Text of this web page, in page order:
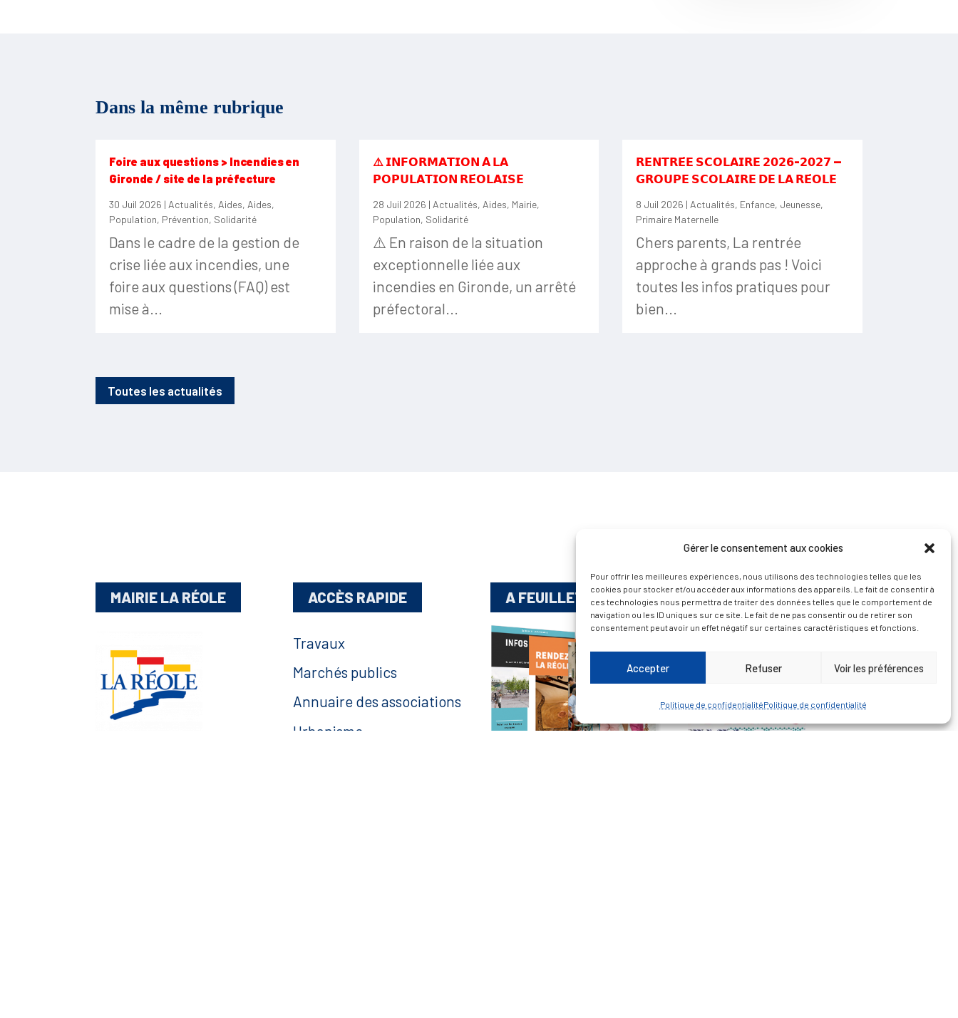
Gérer le consentement aux cookies
Pour offrir les meilleures expériences, nous utilisons des technologies telles que les
cookies pour stocker et/ou accéder aux informations des appareils. Le fait de consentir à
ces technologies nous permettra de traiter des données telles que le comportement de
navigation ou les ID uniques sur ce site. Le fait de ne pas consentir ou de retirer son
consentement peut avoir un effet négatif sur certaines caractéristiques et fonctions.
Accepter Refuser Voir les préférences
Politique de confidentialitéPolitique de confidentialité
Dans la même rubrique
Foire aux questions > Incendies en
Gironde / site de la préfecture
30 Juil 2026 |Actualités,Aides,Aides,
Population, Prévention, Solidarité
Dans le cadre de la gestion de
crise liée aux incendies, une
foire aux questions (FAQ) est
mise à...
⚠️ 𝗜𝗡𝗙𝗢𝗥𝗠𝗔𝗧𝗜𝗢𝗡 𝗔̀ 𝗟𝗔
𝗣𝗢𝗣𝗨𝗟𝗔𝗧𝗜𝗢𝗡 𝗥𝗘́𝗢𝗟𝗔𝗜𝗦𝗘
28 Juil 2026 | Actualités, Aides, Mairie,
Population, Solidarité
⚠️ En raison de la situation
exceptionnelle liée aux
incendies en Gironde, un arrêté
préfectoral...
𝗥𝗘𝗡𝗧𝗥𝗘́𝗘 𝗦𝗖𝗢𝗟𝗔𝗜𝗥𝗘 𝟮𝟬𝟮𝟲-𝟮𝟬𝟮𝟳 —
𝗚𝗥𝗢𝗨𝗣𝗘 𝗦𝗖𝗢𝗟𝗔𝗜𝗥𝗘 𝗗𝗘 𝗟𝗔 𝗥𝗘́𝗢𝗟𝗘
8 Juil 2026 | Actualités, Enfance, Jeunesse,
Primaire Maternelle
Chers parents, La rentrée
approche à grands pas ! Voici
toutes les infos pratiques pour
bien...
Toutes les actualités
MAIRIE LA RÉOLE ACCÈS RAPIDE
Travaux
Marchés publics
Annuaire des associations
Urbanisme
A FEUILLETER ! D’ART ET D’HISTOIRE